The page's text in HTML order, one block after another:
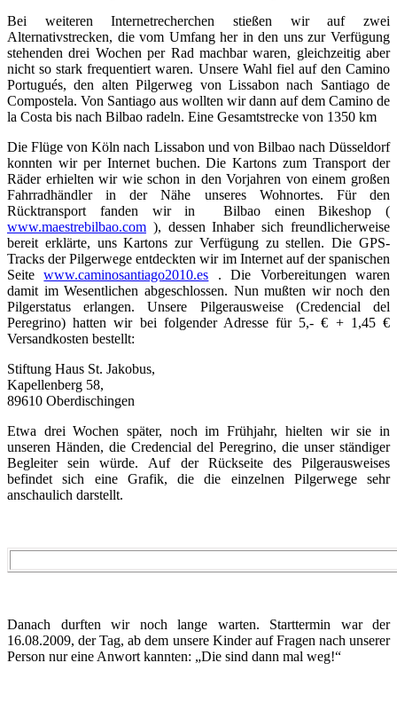
Bei weiteren Internetrecherchen stießen wir auf zwei
Alternativstrecken, die vom Umfang her in den uns zur Verfügung
stehenden drei Wochen per Rad machbar waren, gleichzeitig aber
nicht so stark frequentiert waren. Unsere Wahl fiel auf den Camino
Portugués, den alten Pilgerweg von Lissabon nach Santiago de
Compostela. Von Santiago aus wollten wir dann auf dem Camino de
la Costa bis nach Bilbao radeln. Eine Gesamtstrecke von 1350 km
Die Flüge von Köln nach Lissabon und von Bilbao nach Düsseldorf
konnten wir per Internet buchen. Die Kartons zum Transport der
Räder erhielten wir wie schon in den Vorjahren von einem großen
Fahrradhändler in der Nähe unseres Wohnortes. Für den
Rücktransport fanden wir in Bilbao einen Bikeshop (
www.maestrebilbao.com ), dessen Inhaber sich freundlicherweise
bereit erklärte, uns Kartons zur Verfügung zu stellen. Die GPS-
Tracks der Pilgerwege entdeckten wir im Internet auf der spanischen
Seitewww.caminosantiago2010.es . Die Vorbereitungen waren
damit im Wesentlichen abgeschlossen. Nun mußten wir noch den
Pilgerstatus erlangen. Unsere Pilgerausweise (Credencial del
Peregrino) hatten wir bei folgender Adresse für 5,- € + 1,45 €
Versandkosten bestellt:
Stiftung Haus St. Jakobus,
Kapellenberg 58,
89610 Oberdischingen
Etwa drei Wochen später, noch im Frühjahr, hielten wir sie in
unseren Händen, die Credencial del Peregrino, die unser ständiger
Begleiter sein würde. Auf der Rückseite des Pilgerausweises
befindet sich eine Grafik, die die einzelnen Pilgerwege sehr
anschaulich darstellt.
Danach durften wir noch lange warten. Starttermin war der
16.08.2009, der Tag, ab dem unsere Kinder auf Fragen nach unserer
Person nur eine Anwort kannten: „Die sind dann mal weg!“